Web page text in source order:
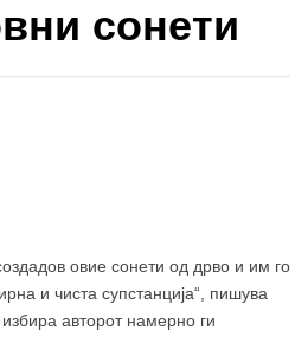
сонети
овие сонети од дрво и им го
и чиста супстанција“, пишува
авторот намерно ги